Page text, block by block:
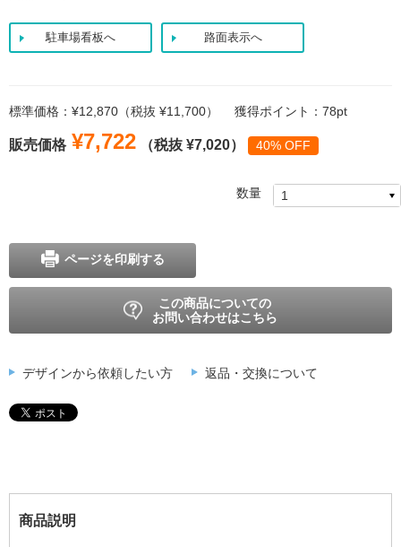
駐車場看板へ 路面表示へ
標準価格：¥12,870（税抜 ¥11,700） 獲得ポイント：78pt
販売価格 ¥7,722 （税抜 ¥7,020） 40% OFF
数量
ページを印刷する
この商品についての
お問い合わせはこちら
デザインから依頼したい方 返品・交換について
商品説明